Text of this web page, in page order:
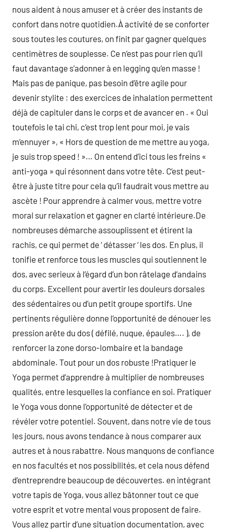
nous aident à nous amuser et à créer des instants de
confort dans notre quotidien.À activité de se conforter
sous toutes les coutures, on finit par gagner quelques
centimètres de souplesse. Ce n’est pas pour rien qu’il
faut davantage s’adonner à en legging qu’en masse !
Mais pas de panique, pas besoin d’être agile pour
devenir stylite : des exercices de inhalation permettent
déjà de capituler dans le corps et de avancer en . « Oui
toutefois le tai chi, c’est trop lent pour moi, je vais
m’ennuyer », « Hors de question de me mettre au yoga,
je suis trop speed ! »… On entend d’ici tous les freins «
anti-yoga » qui résonnent dans votre tête. C’est peut-
être à juste titre pour cela qu’il faudrait vous mettre au
ascète ! Pour apprendre à calmer vous, mettre votre
moral sur relaxation et gagner en clarté intérieure.De
nombreuses démarche assouplissent et étirent la
rachis, ce qui permet de ‘ détasser ‘ les dos. En plus, il
tonifie et renforce tous les muscles qui soutiennent le
dos, avec serieux à l’égard d’un bon râtelage d’andains
du corps. Excellent pour avertir les douleurs dorsales
des sédentaires ou d’un petit groupe sportifs. Une
pertinents régulière donne l’opportunité de dénouer les
pression arête du dos ( défilé, nuque, épaules…. ), de
renforcer la zone dorso-lombaire et la bandage
abdominale. Tout pour un dos robuste !Pratiquer le
Yoga permet d’apprendre à multiplier de nombreuses
qualités, entre lesquelles la confiance en soi. Pratiquer
le Yoga vous donne l’opportunité de détecter et de
révéler votre potentiel. Souvent, dans notre vie de tous
les jours, nous avons tendance à nous comparer aux
autres et à nous rabattre. Nous manquons de confiance
en nos facultés et nos possibilités, et cela nous défend
d’entreprendre beaucoup de découvertes. en intégrant
votre tapis de Yoga, vous allez bâtonner tout ce que
votre esprit et votre mental vous proposent de faire.
Vous allez partir d’une situation documentation, avec